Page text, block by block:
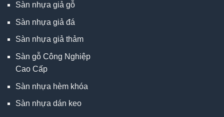
Sàn nhựa giả gỗ
Sàn nhựa giả đá
Sàn nhựa giả thảm
Sàn gỗ Công Nghiệp
Cao Cấp
Sàn nhựa hèm khóa
Sàn nhựa dán keo